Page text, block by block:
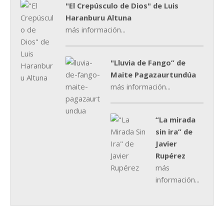
"El Crepúsculo de Dios" de Luis
Haranburu Altuna
más información...
"Lluvia de Fango” de
Maite Pagazaurtundúa
más información...
“La mirada
sin ira” de
Javier
Rupérez
más
información...